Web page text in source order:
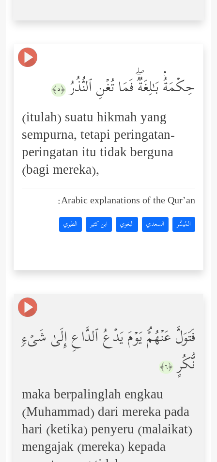
حِكۡمَةُۢ بَـٰلِغَةࣱۖ فَمَا تُغۡنِ ٱلنُّذُرُ ﴿٥﴾
(itulah) suatu hikmah yang
sempurna, tetapi peringatan-
peringatan itu tidak berguna
(bagi mereka),
Arabic explanations of the Qur’an:
المُيسَّر السعدي البغوي ابن كثير الطبري
فَتَوَلَّ عَنۡهُمۡۘ یَوۡمَ یَدۡعُ ٱلدَّاعِ إِلَىٰ شَیۡءࣲ
نُّكُرٍ ﴿٦﴾
maka berpalinglah engkau
(Muhammad) dari mereka pada
hari (ketika) penyeru (malaikat)
mengajak (mereka) kepada